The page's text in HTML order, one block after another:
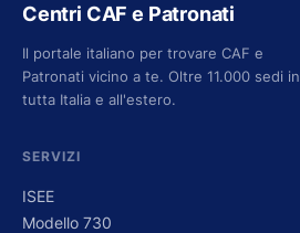
Centri CAF e Patronati
Il portale italiano per trovare CAF e
Patronati vicino a te. Oltre 11.000 sedi in
tutta Italia e all'estero.
SERVIZI
ISEE
Modello 730